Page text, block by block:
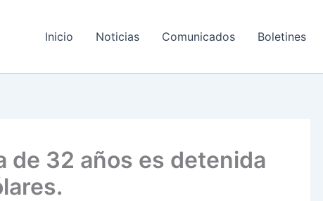
Inicio Noticias Comunicados Boletines
de 32 años es detenida